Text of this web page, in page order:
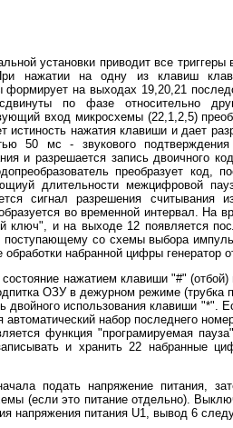
установки приводит все
нажатии на одну из клавиш
на выходах 19,20,21
по фазе относительно
вход микросхемы (22,1,2,5)
истиность нажатия клавиши и дает
50 мс - звукового
и разрешается запись двоичного
преобразует
длительности межцифровой
сигнал разрешения
во временной интервал. На
ключ", и на выходе 12 появляется
поступающему со схемы выбора
набранной цифры генератор
нажатием клавиши "#"
ОЗУ в дежурном режиме (трубка
двойного использования клавиши "*".
автоматический набор последнего
функция "програмируемая
и хранить 22 набранные
подать напряжение питания,
(если это питание отдельно).
напряжения питания U1, вывод 6